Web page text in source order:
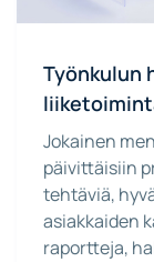
Työnkulun
Jokainen
päivittäisiin
tehtäviä,
asiakkaiden
raportteja,